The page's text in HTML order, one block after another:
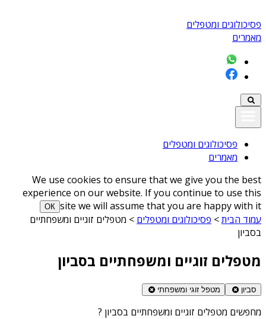
פסיכולוגים ומטפלים
מאמרים
פסיכולוגים ומטפלים
מאמרים
We use cookies to ensure that we give you the best
experience on our website. If you continue to use this
site we will assume that you are happy with it
ОК
עמוד הבית> פסיכולוגים ומטפלים > מטפלים זוגיים ומשפחתיים
בסביון
מטפלים זוגיים ומשפחתיים בסביון
סביון מטפל זוגי ומשפחתי
מחפשים מטפלים זוגיים ומשפחתיים בסביון ?